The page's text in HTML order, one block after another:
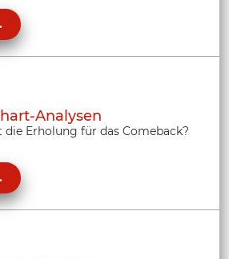
Analysen
die Erholung für das Comeback?